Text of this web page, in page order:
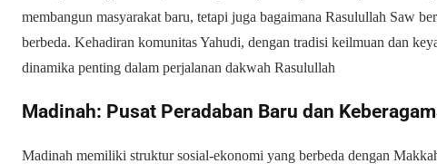
membangun masyarakat baru, tetapi juga bagaimana Rasulullah Saw
berbeda. Kehadiran komunitas Yahudi, dengan tradisi keilmuan dan
dinamika penting dalam perjalanan dakwah Rasulullah
Madinah: Pusat Peradaban Baru dan
Madinah memiliki struktur sosial-ekonomi yang berbeda dengan